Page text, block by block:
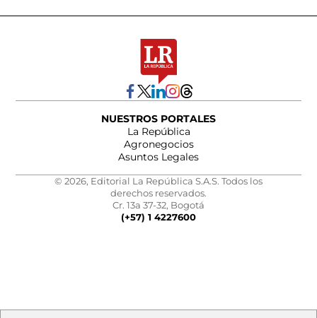
NUESTROS PORTALES
La República
Agronegocios
Asuntos Legales
© 2026, Editorial La República S.A.S. Todos los
derechos reservados.
Cr. 13a 37-32, Bogotá
(+57) 1 4227600